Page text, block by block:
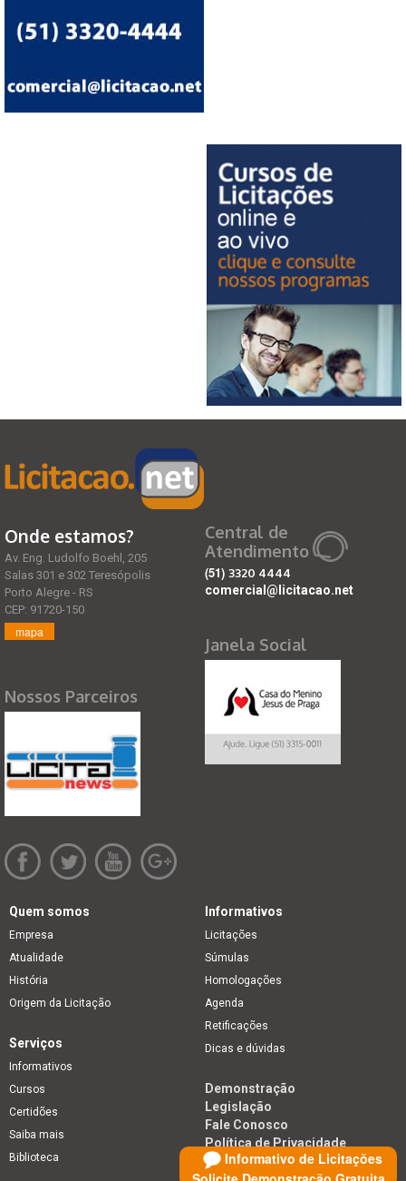
Informativo de Licitações
Onde estamos?
Av. Eng. Ludolfo Boehl, 205
Salas 301 e 302 Teresópolis
Porto Alegre - RS
CEP: 91720-150
mapa
Nossos Parceiros
Central de
Atendimento
(51) 3320 4444
comercial@licitacao.net
Janela Social
Quem somos
Empresa
Atualidade
História
Origem da Licitação
Informativos
Licitações
Súmulas
Homologações
Agenda
Retificações
Dicas e dúvidas
Serviços
Informativos
Cursos
Certidões
Saiba mais
Biblioteca
Demonstração
Legislação
Fale Conosco
Política de Privacidade